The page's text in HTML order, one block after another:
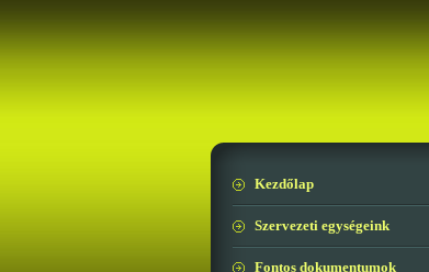
Kezdőlap
Szervezeti egységeink
Fontos dokumentumok